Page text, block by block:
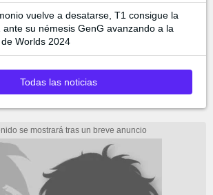
vuelve a desatarse, T1 consigue la
ante su némesis GenG avanzando a la
Worlds 2024
Todas las noticias